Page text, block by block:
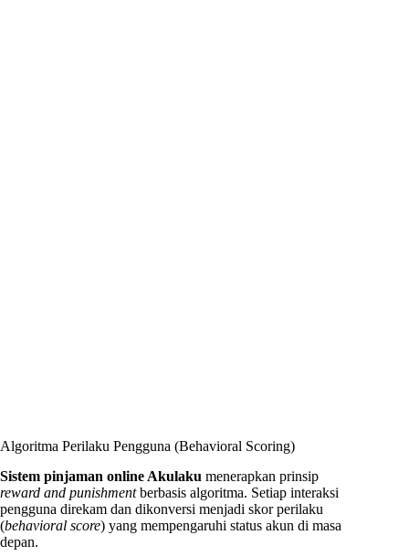
Algoritma Perilaku Pengguna (Behavioral Scoring)
Sistem pinjaman online Akulaku menerapkan prinsip
reward and punishmentberbasis algoritma. Setiap interaksi
pengguna direkam dan dikonversi menjadi skor perilaku
(behavioral score) yang mempengaruhi status akun di masa
depan.